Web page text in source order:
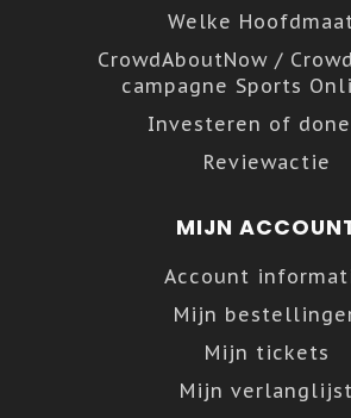
Welke
CrowdAboutNow /
campagne Sports
Investeren of
Reviewactie
MIJN
Account
Mijn
Mijn tickets
Mijn verlanglijst